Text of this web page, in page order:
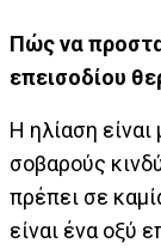
Πώς να
επεισοδίου
Η ηλίαση
σοβαρούς
πρέπει σε
είναι ένα οξύ